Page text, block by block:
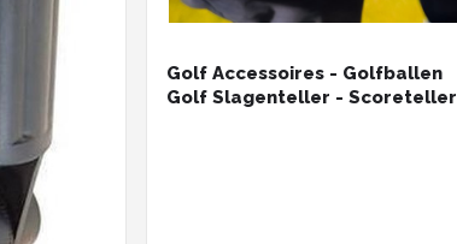
Golf Accessoires - Golfballen
Golf Slagenteller - Scoreteller